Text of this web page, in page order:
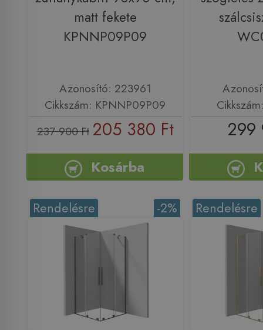
matt fekete
KPNNP09P09
Azonosító: 223961
Cikkszám: KPNNP09P09
237 900 Ft 205 380 Ft
Kosárba
299
-2%
Rendelésre Rendelésre